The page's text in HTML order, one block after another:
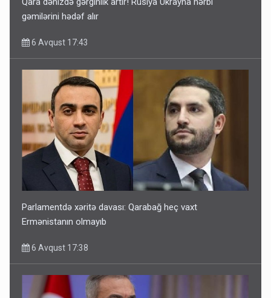
gəmilərini hədəf alır
6 Avqust 17:43
Parlamentdə xəritə davası: Qarabağ heç vaxt
Ermənistanın olmayıb
6 Avqust 17:38